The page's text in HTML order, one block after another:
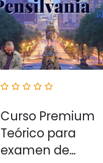
Curso Premium
Teórico para
examen de